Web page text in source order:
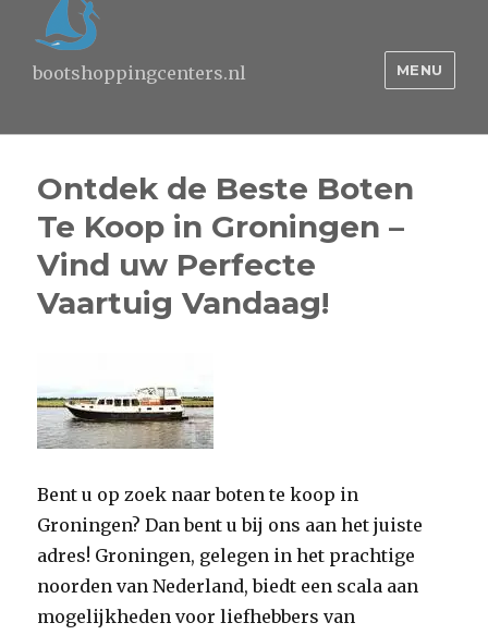
bootshoppingcenters.nl MENU
Ontdek de Beste Boten
Te Koop in Groningen –
Vind uw Perfecte
Vaartuig Vandaag!
Bent u op zoek naar boten te koop in
Groningen? Dan bent u bij ons aan het juiste
adres! Groningen, gelegen in het prachtige
noorden van Nederland, biedt een scala aan
mogelijkheden voor liefhebbers van